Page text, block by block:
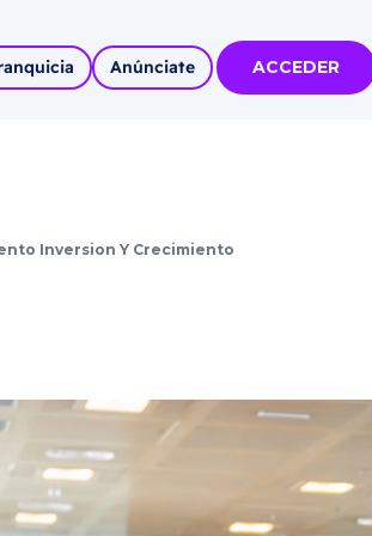
con
tu Marca
Anúnciate ACCEDER
Inversion Y Crecimiento